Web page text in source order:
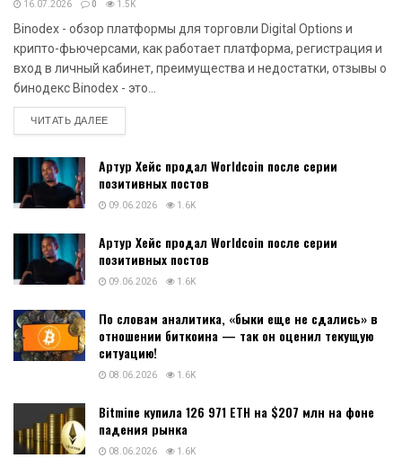
16.07.2026 0 1.5K
Binodex - обзор платформы для торговли Digital Options и
крипто-фьючерсами, как работает платформа, регистрация и
вход в личный кабинет, преимущества и недостатки, отзывы о
бинодекс Binodex - это...
ЧИТАТЬ ДАЛЕЕDETAILS
Артур Хейс продал Worldcoin после серии
позитивных постов
09.06.2026 1.6K
Артур Хейс продал Worldcoin после серии
позитивных постов
09.06.2026 1.6K
По словам аналитика, «быки еще не сдались» в
отношении биткоина — так он оценил текущую
ситуацию!
08.06.2026 1.6K
Bitmine купила 126 971 ETH на $207 млн на фоне
падения рынка
08.06.2026 1.6K